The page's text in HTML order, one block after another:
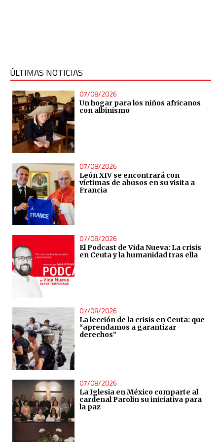
ÚLTIMAS NOTICIAS
07/08/2026
Un hogar para los niños africanos
con albinismo
07/08/2026
León XIV se encontrará con
víctimas de abusos en su visita a
Francia
07/08/2026
El Podcast de Vida Nueva: La crisis
en Ceuta y la humanidad tras ella
07/08/2026
La lección de la crisis en Ceuta: que
“aprendamos a garantizar
derechos”
07/08/2026
La Iglesia en México comparte al
cardenal Parolin su iniciativa para
la paz